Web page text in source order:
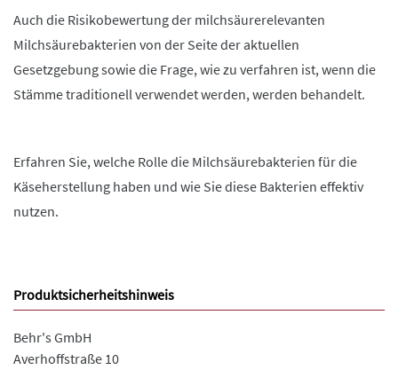
Auch die Risikobewertung der milchsäurerelevanten
Milchsäurebakterien von der Seite der aktuellen
Gesetzgebung sowie die Frage, wie zu verfahren ist, wenn die
Stämme traditionell verwendet werden, werden behandelt.
Erfahren Sie, welche Rolle die Milchsäurebakterien für die
Käseherstellung haben und wie Sie diese Bakterien effektiv
nutzen.
Produktsicherheitshinweis
Behr's GmbH
Averhoffstraße 10